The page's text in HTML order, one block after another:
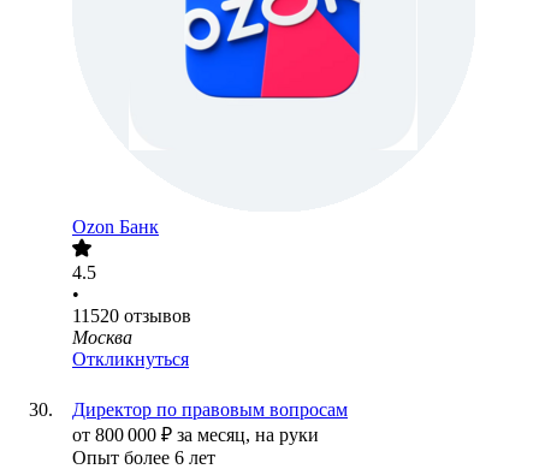
Ozon Банк
4.5
•
11520 отзывов
Москва
Откликнуться
Директор по правовым вопросам
от 800 000 ₽ за месяц, на руки
Опыт более 6 лет